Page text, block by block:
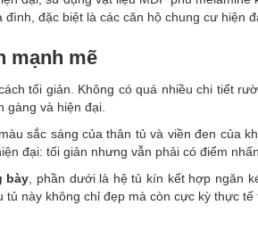
đặc biệt là các căn hộ chung cư hiện
mạnh mẽ
tối giản. Không có quá nhiều chi tiết
và hiện đại.
sắc sáng của thân tủ và viền đen của
đại: tối giản nhưng vẫn phải có điểm nhấn.
bày , phần dưới là hệ tủ kín kết hợp ngăn
này không chỉ đẹp mà còn cực kỳ thực tế